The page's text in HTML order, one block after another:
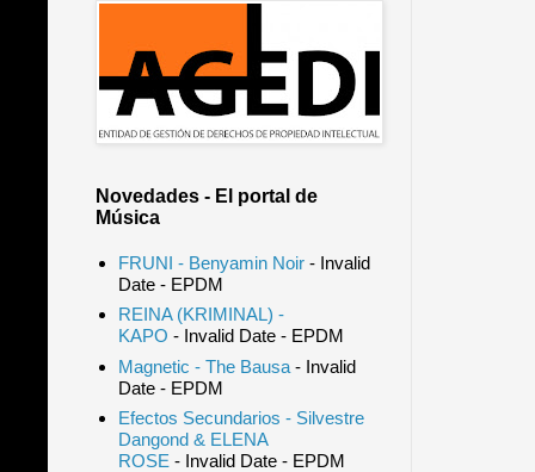
Novedades - El portal de
Música
FRUNI - Benyamin Noir- Invalid
Date- EPDM
REINA (KRIMINAL) -
KAPO - Invalid Date- EPDM
Magnetic - The Bausa- Invalid
Date- EPDM
Efectos Secundarios - Silvestre
Dangond & ELENA
ROSE - Invalid Date- EPDM